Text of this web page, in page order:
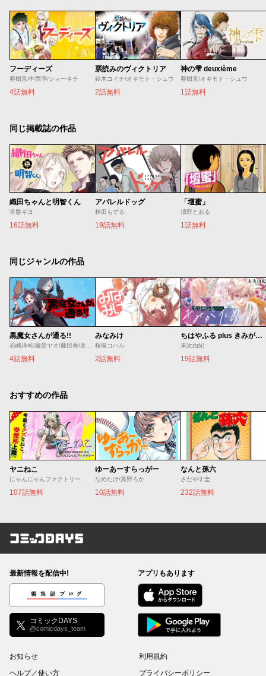
フーディーズ
亜樹直/中西淳/ショーキチ
4話無料
票読みのヴィクトリア
鈴木コイチ/オキモト・シュウ
2話無料
神の雫 deuxième
亜樹直/オキモト・シュウ
1話無料
同じ掲載誌の作品
織田ちゃんと明智くん
常盤ギヨ
16話無料
アパレルドッグ
林田もずる
19話無料
「壇蜜」
清野とおる
1話無料
同じジャンルの作品
黒魔女さんが通る!!
石崎洋司/藤堂ヤオ/藤田香/亜沙美
4話無料
みなみけ
桜場コハル
2話無料
ちはやふる plus きみがため
末次由紀
19話無料
おすすめの作品
ヤニねこ
にゃんにゃんファクトリー
107話無料
ゆーあーすらっがー
なめたけ/真野ろか
10話無料
なんと孫六
さだやす圭
232話無料
コミックDAYS
最新情報を配信中!
編集部ブログ
コミックDAYS
@comicdays_team
アプリもあります
お知らせ
ヘルプ／使い方
利用規約
プライバシーポリシー